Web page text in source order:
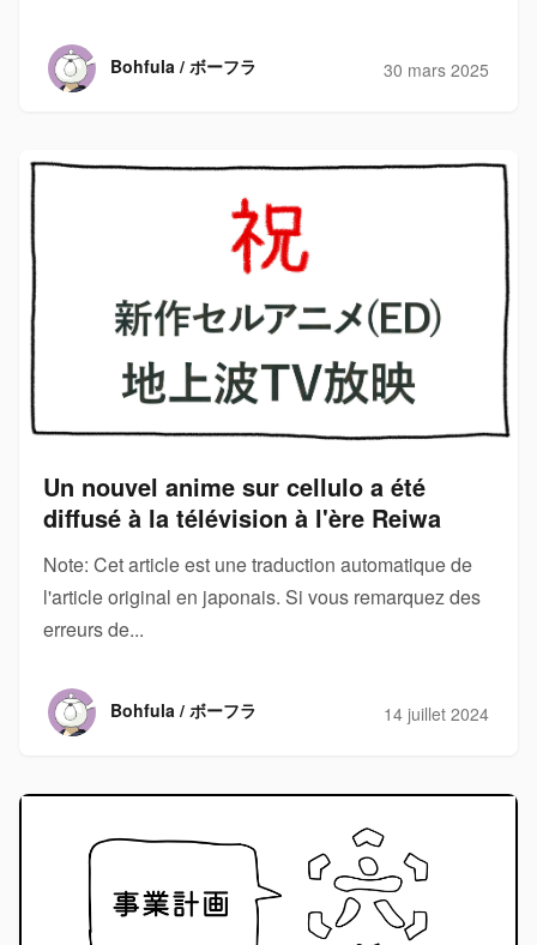
Bohfula / ボーフラ 30 mars 2025
Un nouvel anime sur cellulo a été
diffusé à la télévision à l'ère Reiwa
Note: Cet article est une traduction automatique de
l'article original en japonais. Si vous remarquez des
erreurs de...
Bohfula / ボーフラ 14 juillet 2024